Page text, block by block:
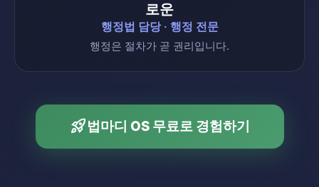
로운
행정법 담당 · 행정 전문
행정은 절차가 곧 권리입니다.
rocket_launch법마디 OS 무료로 경험하기